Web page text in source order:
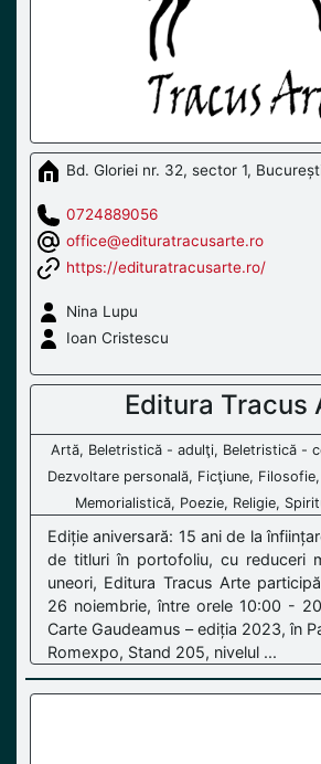
Bd. Gloriei nr. 32, sector 1,
0724889056
office@edituratracusarte.ro
https://edituratracusarte.ro/
Nina Lupu
Ioan Cristescu
Editura Tracus
Artă, Beletristică - adulţi, Beletristică -
Dezvoltare personală, Ficţiune,
Memorialistică, Poezie, Religie,
Ediție aniversară: 15 ani de la
de titluri în portofoliu, cu reduceri
uneori, Editura Tracus Arte
26 noiembrie, între orele 10:00 -
Carte Gaudeamus – ediția 2023, în
Romexpo, Stand 205, nivelul ...